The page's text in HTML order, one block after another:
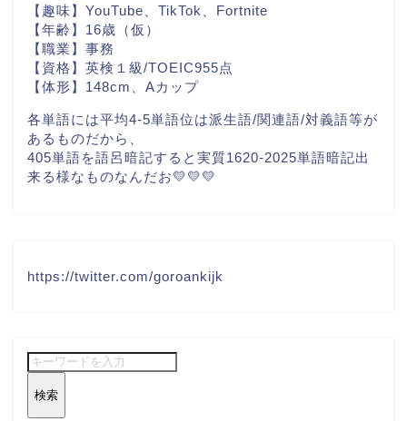
【趣味】YouTube、TikTok、Fortnite
【年齢】16歳（仮）
【職業】事務
【資格】英検１級/TOEIC955点
【体形】148cm、Aカップ
各単語には平均4-5単語位は派生語/関連語/対義語等が
あるものだから、
405単語を語呂暗記すると実質1620-2025単語暗記出
来る様なものなんだお💛💛💛
https://twitter.com/goroankijk
検索